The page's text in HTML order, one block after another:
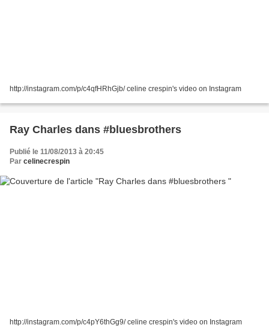
http://instagram.com/p/c4qfHRhGjb/ celine crespin's video on Instagram
Ray Charles dans #bluesbrothers
Publié le 11/08/2013 à 20:45
Par celinecrespin
http://instagram.com/p/c4pY6thGg9/ celine crespin's video on Instagram